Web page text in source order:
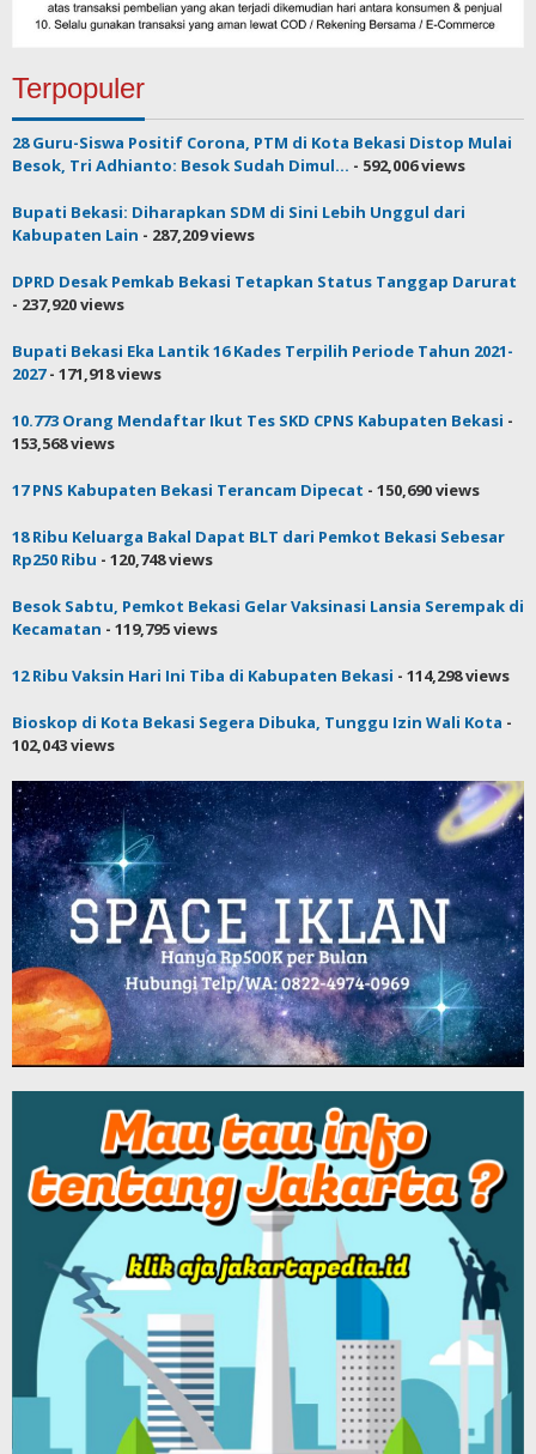
Terpopuler
28 Guru-Siswa Positif Corona, PTM di Kota Bekasi Distop Mulai
Besok, Tri Adhianto: Besok Sudah Dimul... - 592,006 views
Bupati Bekasi: Diharapkan SDM di Sini Lebih Unggul dari
Kabupaten Lain - 287,209 views
DPRD Desak Pemkab Bekasi Tetapkan Status Tanggap Darurat
- 237,920 views
Bupati Bekasi Eka Lantik 16 Kades Terpilih Periode Tahun 2021-
2027- 171,918 views
10.773 Orang Mendaftar Ikut Tes SKD CPNS Kabupaten Bekasi -
153,568 views
17 PNS Kabupaten Bekasi Terancam Dipecat - 150,690 views
18 Ribu Keluarga Bakal Dapat BLT dari Pemkot Bekasi Sebesar
Rp250 Ribu - 120,748 views
Besok Sabtu, Pemkot Bekasi Gelar Vaksinasi Lansia Serempak di
Kecamatan - 119,795 views
12 Ribu Vaksin Hari Ini Tiba di Kabupaten Bekasi - 114,298 views
Bioskop di Kota Bekasi Segera Dibuka, Tunggu Izin Wali Kota -
102,043 views